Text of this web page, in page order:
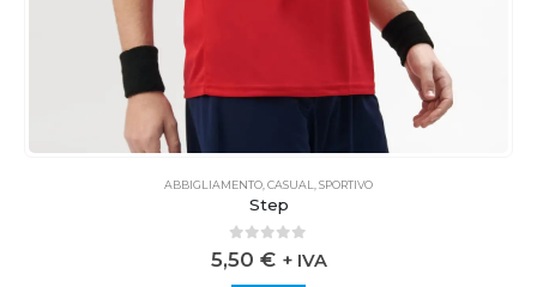
ABBIGLIAMENTO CASUAL SPORTIVO
Step
0 out of 5
5,50 € + IVA